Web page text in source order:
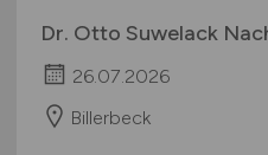
Dr. Otto Suwelack
26.07.2026
Billerbeck